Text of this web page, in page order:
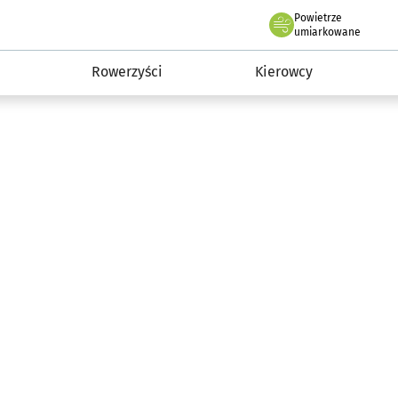
Powietrze
we Wrocławiu
umiarkowane
Rowerzyści Kierowcy